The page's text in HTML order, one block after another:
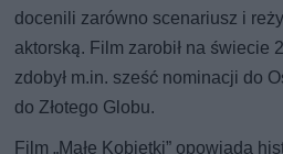
docenili zarówno scenariusz i
aktorską. Film zarobił na świecie
zdobył m.in. sześć nominacji do
do Złotego Globu.
Film „Małe Kobietki” opowiada